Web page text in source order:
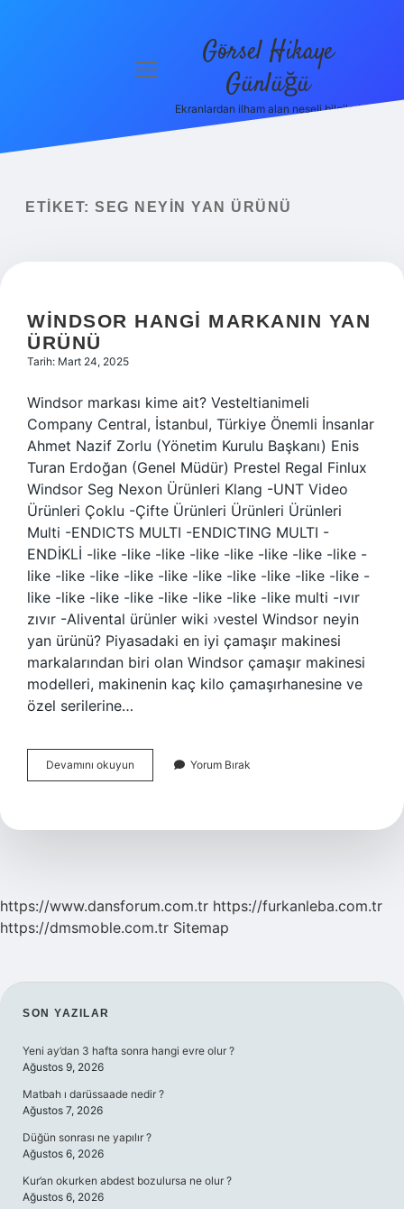
menüyü
Görsel Hikaye
Günlüğü
Ekranlardan ilham alan neşeli bilgiler!
ETIKET: SEG NEYIN YAN ÜRÜNÜ
WINDSOR HANGI MARKANIN YAN
ÜRÜNÜ
Tarih: Mart 24, 2025
Windsor markası kime ait? Vesteltianimeli
Company Central, İstanbul, Türkiye Önemli İnsanlar
Ahmet Nazif Zorlu (Yönetim Kurulu Başkanı) Enis
Turan Erdoğan (Genel Müdür) Prestel Regal Finlux
Windsor Seg Nexon Ürünleri Klang -UNT Video
Ürünleri Çoklu -Çifte Ürünleri Ürünleri Ürünleri
Multi -ENDICTS MULTI -ENDICTING MULTI -
ENDİKLİ -like -like -like -like -like -like -like -like -
like -like -like -like -like -like -like -like -like -like -
like -like -like -like -like -like -like -like multi -ıvır
zıvır -Alivental ürünler wiki ›vestel Windsor neyin
yan ürünü? Piyasadaki en iyi çamaşır makinesi
markalarından biri olan Windsor çamaşır makinesi
modelleri, makinenin kaç kilo çamaşırhanesine ve
özel serilerine…
Devamını okuyun
Hangi
Ürünü
Yorum Bırak
https://www.dansforum.com.tr https://furkanleba.com.tr
https://dmsmoble.com.tr Sitemap
SIDEBAR
SON YAZILAR
Yeni ay’dan 3 hafta sonra hangi evre olur ?
Ağustos 9, 2026
Matbah ı darüssaade nedir ?
Ağustos 7, 2026
Düğün sonrası ne yapılır ?
Ağustos 6, 2026
Kur’an okurken abdest bozulursa ne olur ?
Ağustos 6, 2026